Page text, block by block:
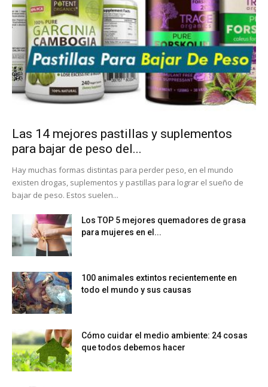
Las 14 mejores pastillas y suplementos
para bajar de peso del...
Hay muchas formas distintas para perder peso, en el mundo
existen drogas, suplementos y pastillas para lograr el sueño de
bajar de peso. Estos suelen...
Los TOP 5 mejores quemadores de grasa
para mujeres en el...
100 animales extintos recientemente en
todo el mundo y sus causas
Cómo cuidar el medio ambiente: 24 cosas
que todos debemos hacer